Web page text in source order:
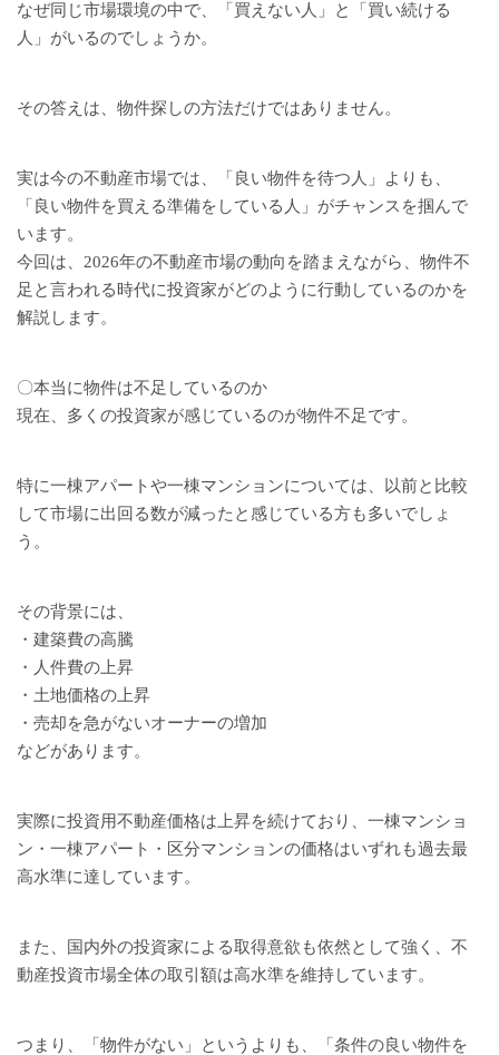
なぜ同じ市場環境の中で、「買えない人」と「買い続ける
人」がいるのでしょうか。
その答えは、物件探しの方法だけではありません。
実は今の不動産市場では、「良い物件を待つ人」よりも、
「良い物件を買える準備をしている人」がチャンスを掴んで
います。
今回は、2026年の不動産市場の動向を踏まえながら、物件不
足と言われる時代に投資家がどのように行動しているのかを
解説します。
〇本当に物件は不足しているのか
現在、多くの投資家が感じているのが物件不足です。
特に一棟アパートや一棟マンションについては、以前と比較
して市場に出回る数が減ったと感じている方も多いでしょ
う。
その背景には、
・建築費の高騰
・人件費の上昇
・土地価格の上昇
・売却を急がないオーナーの増加
などがあります。
実際に投資用不動産価格は上昇を続けており、一棟マンショ
ン・一棟アパート・区分マンションの価格はいずれも過去最
高水準に達しています。
また、国内外の投資家による取得意欲も依然として強く、不
動産投資市場全体の取引額は高水準を維持しています。
つまり、「物件がない」というよりも、「条件の良い物件を